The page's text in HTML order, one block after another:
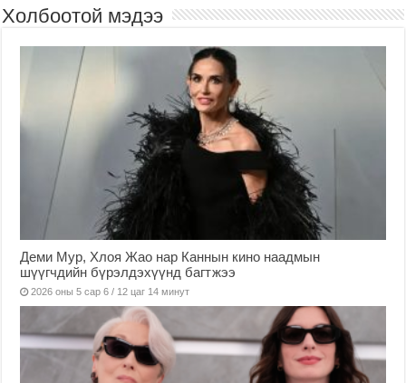
Холбоотой мэдээ
Деми Мур, Хлоя Жао нар Каннын кино наадмын
шүүгчдийн бүрэлдэхүүнд багтжээ
2026 оны 5 сар 6 / 12 цаг 14 минут